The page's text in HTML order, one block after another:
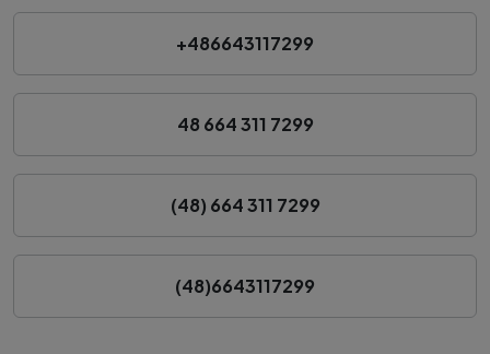
+486643117299
48 664 311 7299
(48) 664 311 7299
(48)6643117299